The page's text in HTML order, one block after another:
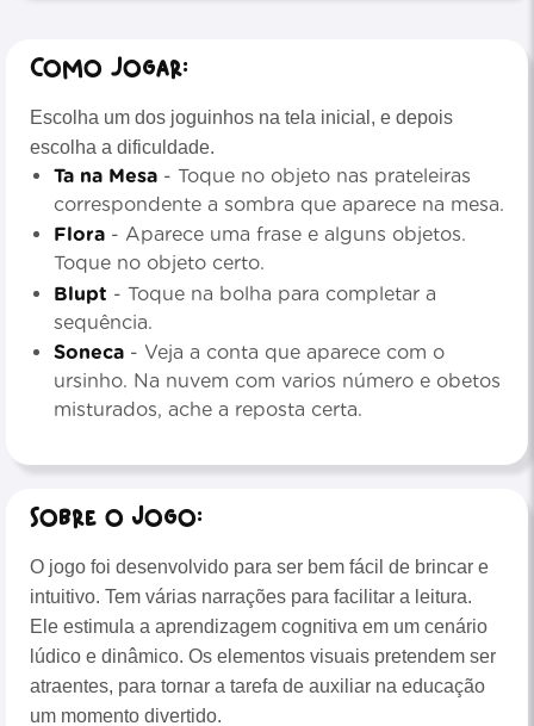
Como jogar:
Escolha um dos joguinhos na tela inicial, e depois
escolha a dificuldade.
Ta na Mesa - Toque no objeto nas prateleiras
correspondente a sombra que aparece na mesa.
Flora - Aparece uma frase e alguns objetos.
Toque no objeto certo.
Blupt - Toque na bolha para completar a
sequência.
Soneca - Veja a conta que aparece com o
ursinho. Na nuvem com varios número e obetos
misturados, ache a reposta certa.
Sobre o Jogo:
O jogo foi desenvolvido para ser bem fácil de brincar e
intuitivo. Tem várias narrações para facilitar a leitura.
Ele estimula a aprendizagem cognitiva em um cenário
lúdico e dinâmico. Os elementos visuais pretendem ser
atraentes, para tornar a tarefa de auxiliar na educação
um momento divertido.